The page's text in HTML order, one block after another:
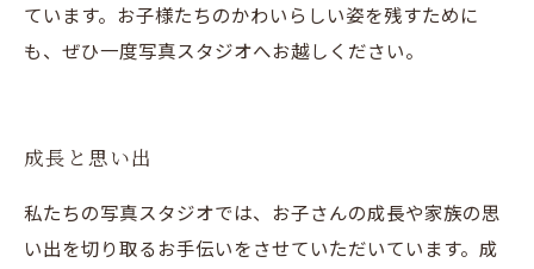
ています。お子様たちのかわいらしい姿を残すために
も、ぜひ一度写真スタジオへお越しください。
成長と思い出
私たちの写真スタジオでは、お子さんの成長や家族の思
い出を切り取るお手伝いをさせていただいています。成